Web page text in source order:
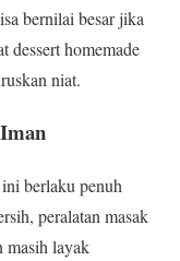
bernilai besar jika
dessert homemade
niat.
berlaku penuh
peralatan masak
masih layak